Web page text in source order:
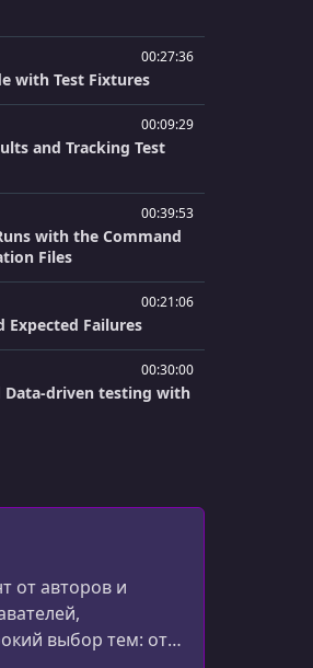
00:27:36
with Test Fixtures
00:09:29
and Tracking Test
00:39:53
with the Command
Files
00:21:06
Expected Failures
00:30:00
Data-driven testing with
with Tox
от авторов и
выбор тем: от